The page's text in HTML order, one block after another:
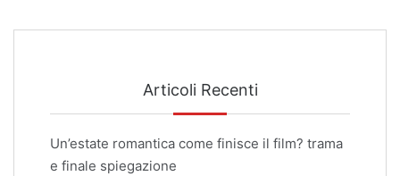
Articoli Recenti
Un’estate romantica come finisce il film? trama
e finale spiegazione